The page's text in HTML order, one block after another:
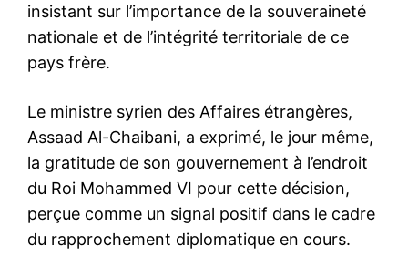
insistant sur l’importance de la souveraineté
nationale et de l’intégrité territoriale de ce
pays frère.
Le ministre syrien des Affaires étrangères,
Assaad Al-Chaibani, a exprimé, le jour même,
la gratitude de son gouvernement à l’endroit
du Roi Mohammed VI pour cette décision,
perçue comme un signal positif dans le cadre
du rapprochement diplomatique en cours.